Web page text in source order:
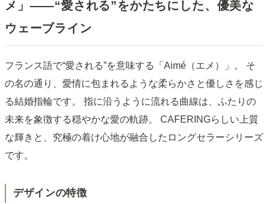
メ」——“愛される”をかたちにした、優美な
ウェーブライン
フランス語で“愛される”を意味する「Aimé（エメ）」。 そ
の名の通り、愛情に包まれるような柔らかさと優しさを感じ
る結婚指輪です。 指に沿うように流れる曲線は、ふたりの
未来を象徴する穏やかな愛の軌跡。 CAFERINGらしい上質
な輝きと、究極の着け心地が融合したロングセラーシリーズ
です。
デザインの特徴